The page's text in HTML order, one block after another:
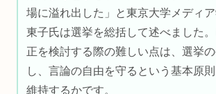
場に溢れ出した」と東京大学メディ
東子氏は選挙を総括して述べました
正を検討する際の難しい点は、選挙
し、言論の自由を守るという基本原
維持するかです。